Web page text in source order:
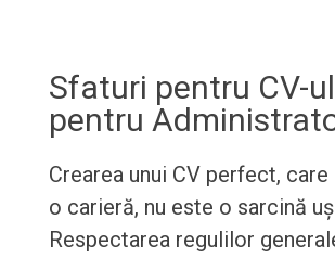
Sfaturi pentru CV-ul
pentru
Crearea unui CV perfect,
o carieră, nu este o sarcină
Respectarea regulilor